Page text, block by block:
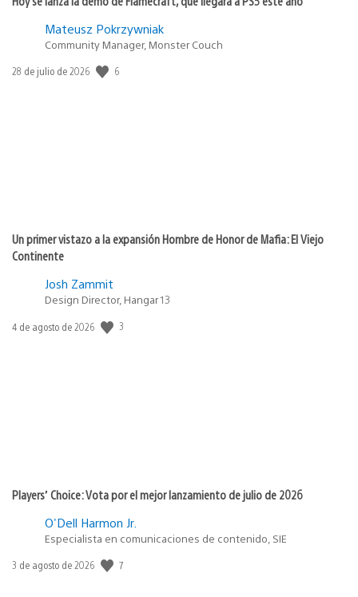
Mateusz Pokrzywniak
Community Manager, Monster Couch
Fecha
28 de julio de 2026 6
Un primer vistazo a la expansión Hombre de Honor de Mafia: El Viejo
Continente
Josh Zammit
Design Director, Hangar 13
Fecha
4 de agosto de 2026 3
Players’ Choice: Vota por el mejor lanzamiento de julio de 2026
O'Dell Harmon Jr.
Especialista en comunicaciones de contenido, SIE
Fecha
3 de agosto de 2026 7